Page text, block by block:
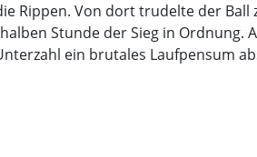
Rippen. Von dort trudelte der Ball
Stunde der Sieg in Ordnung.
ein brutales Laufpensum